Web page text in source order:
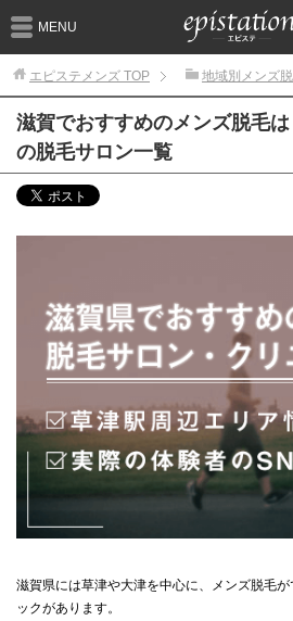
MENU
エピステメンズ TOP 地域別メンズ
滋賀でおすすめのメンズ脱毛
の脱毛サロン一覧
滋賀県には草津や大津を中心に、メンズ脱毛
ックがあります。